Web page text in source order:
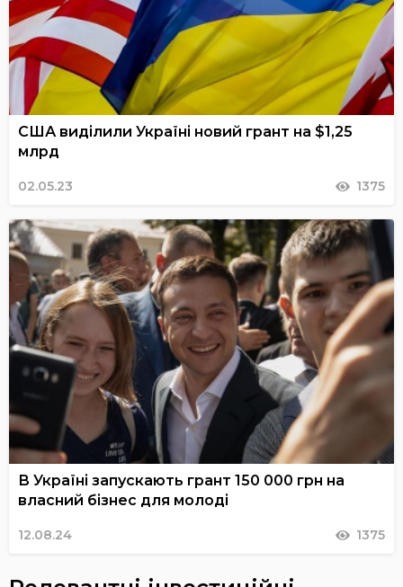
США виділили Україні новий грант на $1,25
млрд
02.05.23 1375
В Україні запускають грант 150 000 грн на
власний бізнес для молоді
12.08.24 1375